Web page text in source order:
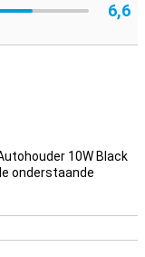
6,6
10W Black
onderstaande